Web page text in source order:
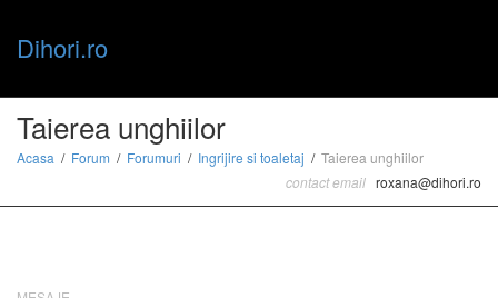
Dihori.ro
Taierea unghiilor
Acasa Forum Forumuri Ingrijire si toaletaj
Taierea unghiilor
contact email roxana@dihori.ro